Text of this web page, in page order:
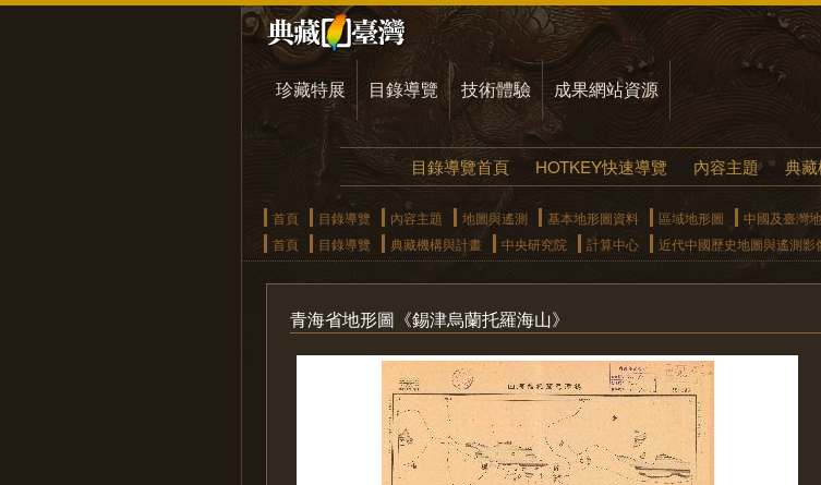
珍藏特展 目錄導覽 技術體驗 成果網站資源
目錄導覽首頁 HOTKEY快速導覽 內容主題 典
首頁 目錄導覽 內容主題 地圖與遙測 基本地形圖資料 區域地形圖 中國及臺灣
首頁
目錄導覽 典藏機構與計畫 中央研究院 計算中心 近代中國歷史地圖與遙測影
青海省地形圖《錫津烏蘭托羅海山》